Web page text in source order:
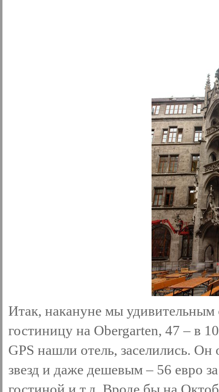
Итак, накануне мы удивительным
гостиницу на Obergarten, 47 – в
GPS нашли отель, заселились. Он
звезд и даже дешевым – 56 евро